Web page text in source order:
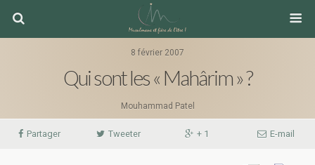
8 février 2007
Qui sont les « Mahârim » ?
Mouhammad Patel
Partager Tweeter + 1 E-mail